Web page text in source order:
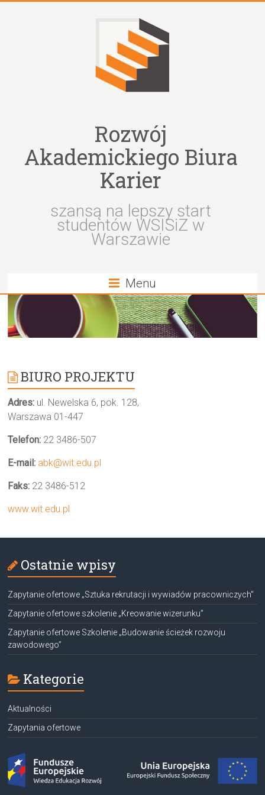
Rozwój
Akademickiego Biura
Karier
szansą na lepszy start
studentów WSISiZ w
Warszawie
Menu
BIURO PROJEKTU
Adres: ul. Newelska 6, pok. 128,
Warszawa 01-447
Telefon: 22 3486-507
E-mail: abk@wit.edu.pl
Faks: 22 3486-512
www.wit.edu.pl
Ostatnie wpisy
Zapytanie ofertowe „Sztuka rekrutacji i wywiadów pracowniczych”
Zapytanie ofertowe szkolenie „Kreowanie wizerunku”
Zapytanie ofertowe Szkolenie „Budowanie ścieżek rozwoju
zawodowego”
Kategorie
Aktualności
Zapytania ofertowe